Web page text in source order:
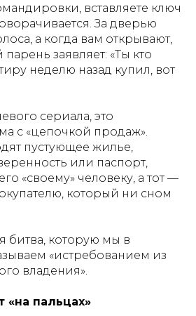
вставляете ключ
За дверью
а когда вам открывают,
заявляет: «Ты кто
неделю назад купил, вот
сериала, это
с «цепочкой продаж».
пустующее жилье,
или паспорт,
«своему» человеку, а тот —
который ни сном
битва, которую мы в
«истребованием из
владения».
«на пальцах»